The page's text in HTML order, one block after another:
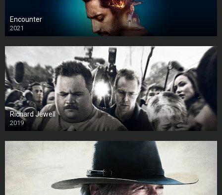
Encounter
2021
Richard Jewell
2019